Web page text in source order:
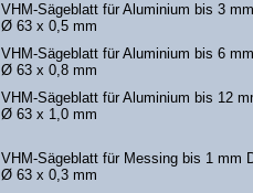
VHM-Sägeblatt für Aluminium bis 3
Ø 63 x 0,5 mm
VHM-Sägeblatt für Aluminium bis 6
Ø 63 x 0,8 mm
VHM-Sägeblatt für Aluminium bis 12
Ø 63 x 1,0 mm
VHM-Sägeblatt für Messing bis 1 mm
Ø 63 x 0,3 mm